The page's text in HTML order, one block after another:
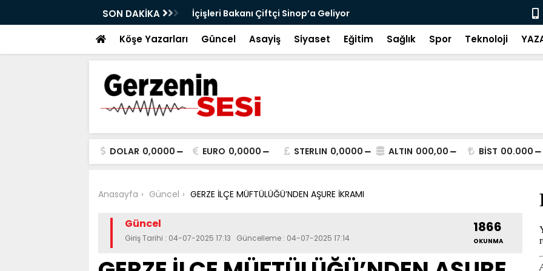
SON DAKİKA
Ayı Toplantısı Gerçekleştirildi: Sıfır
İçişleri Bakanı Çiftçi Sinop’a Geliyor Gerze
Köşe Yazarları Güncel Asayiş Siyaset Eğitim Sağlık Spor Teknoloji
DOLAR 0,0000 EURO 0,0000 STERLIN 0,0000 ALTIN 000,00 BİST 00.000
Anasayfa Güncel GERZE İLÇE MÜFTÜLÜĞÜ’NDEN AŞURE İKRAMI
Güncel
Giriş Tarihi : 04-07-2025 17:13 Güncelleme : 04-07-2025 17:14
1866
OKUNMA